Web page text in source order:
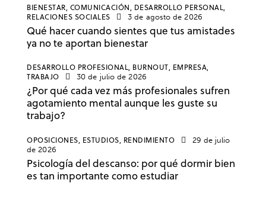
BIENESTAR, COMUNICACIÓN, DESARROLLO PERSONAL,
RELACIONES SOCIALES
3 de agosto de 2026
Qué hacer cuando sientes que tus amistades
ya no te aportan bienestar
DESARROLLO PROFESIONAL, BURNOUT, EMPRESA,
TRABAJO
30 de julio de 2026
¿Por qué cada vez más profesionales sufren
agotamiento mental aunque les guste su
trabajo?
OPOSICIONES, ESTUDIOS, RENDIMIENTO
29 de julio
de 2026
Psicología del descanso: por qué dormir bien
es tan importante como estudiar